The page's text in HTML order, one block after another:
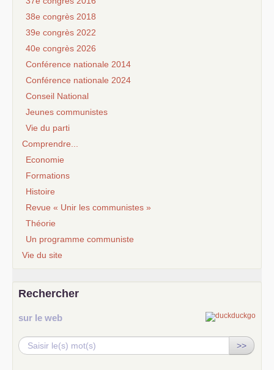
38e congrès 2018
39e congrès 2022
40e congrès 2026
Conférence nationale 2014
Conférence nationale 2024
Conseil National
Jeunes communistes
Vie du parti
Comprendre...
Economie
Formations
Histoire
Revue « Unir les communistes »
Théorie
Un programme communiste
Vie du site
Rechercher
sur le web
>>